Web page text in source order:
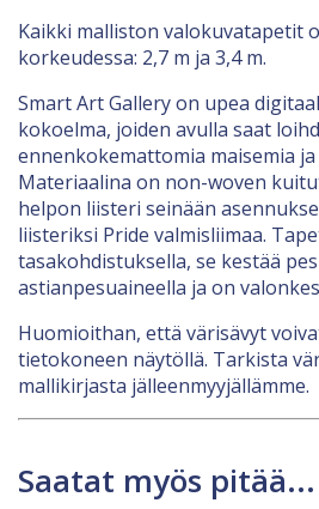
Kaikki malliston valokuvatapetit
korkeudessa: 2,7 m ja 3,4 m.
Smart Art Gallery on upea
kokoelma, joiden avulla saat
ennenkokemattomia maisemia
Materiaalina on non-woven
helpon liisteri seinään
liisteriksi Pride valmisliimaa.
tasakohdistuksella, se kestää
astianpesuaineella ja on
Huomioithan, että värisävyt
tietokoneen näytöllä. Tarkista
mallikirjasta jälleenmyyjällämme.
Saatat myös pitää...